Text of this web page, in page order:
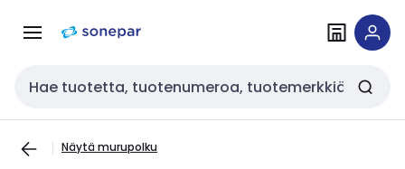
navigointiinsisältöön
Haku
Näytä murupolku